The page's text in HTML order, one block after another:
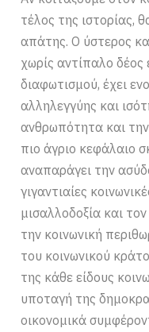
τέλος της ιστορίας,
απάτης. Ο ύστερος
χωρίς αντίπαλο δέος
διαφωτισμού, έχει
αλληλεγγύης και
ανθρωπότητα και
πιο άγριο κεφάλαιο
αναπαράγει την
γιγαντιαίες
μισαλλοδοξία και
την κοινωνική
του κοινωνικού
της κάθε είδους
υποταγή της
οικονομικά